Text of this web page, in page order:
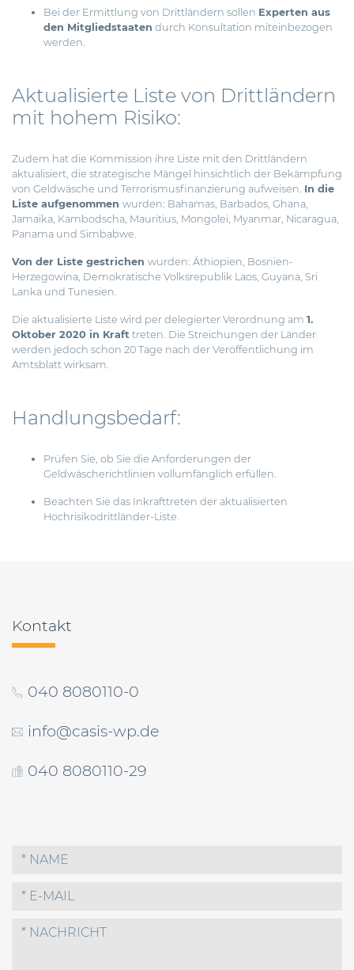
Bei der Ermittlung von Drittländern sollen Experten aus
den Mitgliedstaaten durch Konsultation miteinbezogen
werden.
Aktualisierte Liste von Drittländern
mit hohem Risiko:
Zudem hat die Kommission ihre Liste mit den Drittländern
aktualisiert, die strategische Mängel hinsichtlich der Bekämpfung
von Geldwäsche und Terrorismusfinanzierung aufweisen. In die
Liste aufgenommen wurden: Bahamas, Barbados, Ghana,
Jamaika, Kambodscha, Mauritius, Mongolei, Myanmar, Nicaragua,
Panama und Simbabwe.
Von der Liste gestrichen wurden: Äthiopien, Bosnien-
Herzegowina, Demokratische Volksrepublik Laos, Guyana, Sri
Lanka und Tunesien.
Die aktualisierte Liste wird per delegierter Verordnung am 1.
Oktober 2020 in Kraft treten. Die Streichungen der Länder
werden jedoch schon 20 Tage nach der Veröffentlichung im
Amtsblatt wirksam.
Handlungsbedarf:
Prüfen Sie, ob Sie die Anforderungen der
Geldwäscherichtlinien vollumfänglich erfüllen.
Beachten Sie das Inkrafttreten der aktualisierten
Hochrisikodrittländer-Liste.
Kontakt
040 8080110-0
info@casis-wp.de
040 8080110-29